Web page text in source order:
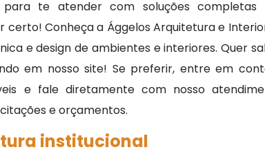
te atender com soluções completas
Conheça a Ággelos Arquitetura e
e design de ambientes e interiores. Quer
em nosso site! Se preferir, entre em
e fale diretamente com nosso
e orçamentos.
institucional